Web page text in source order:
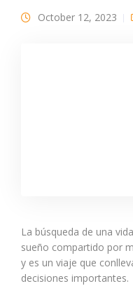
October 12, 2023
La búsqueda de una
sueño compartido por
y es un viaje que
decisiones importantes.